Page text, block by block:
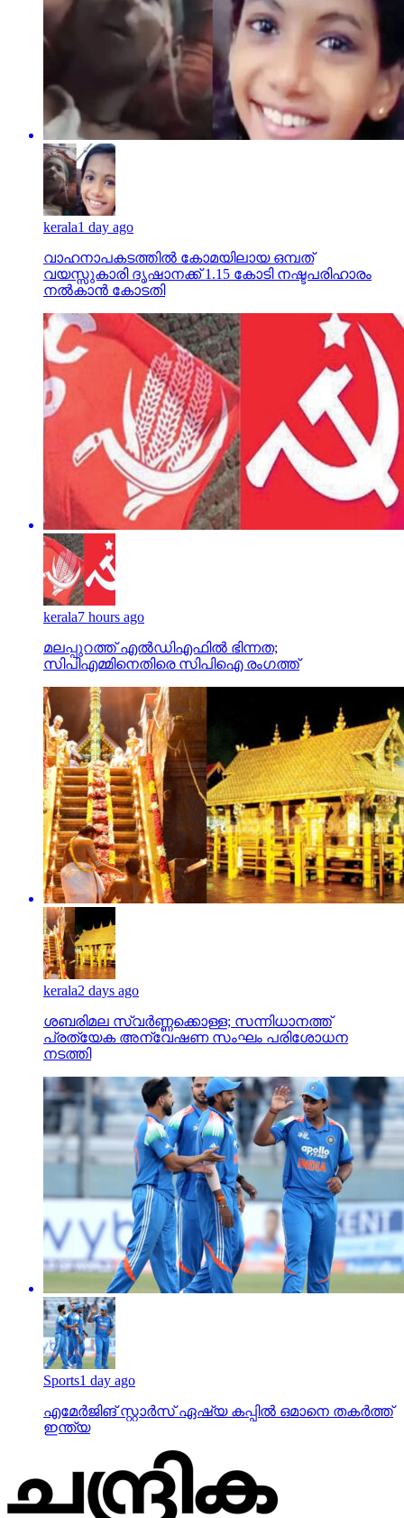
kerala1 day ago
വാഹനാപകടത്തില്‍ കോമയിലായ ഒമ്പത്
വയസ്സുകാരി ദൃഷാനക്ക് 1.15 കോടി നഷ്ടപരിഹാരം
നല്‍കാന്‍ കോടതി
kerala7 hours ago
മലപ്പുറത്ത് എല്‍ഡിഎഫില്‍ ഭിന്നത;
സിപിഎമ്മിനെതിരെ സിപിഐ രംഗത്ത്
kerala2 days ago
ശബരിമല സ്വര്‍ണ്ണക്കൊള്ള; സന്നിധാനത്ത്
പ്രത്യേക അന്വേഷണ സംഘം പരിശോധന
നടത്തി
Sports1 day ago
എമേര്‍ജിങ് സ്റ്റാര്‍സ് ഏഷ്യ കപ്പില്‍ ഒമാനെ തകര്‍ത്ത്
ഇന്ത്യ